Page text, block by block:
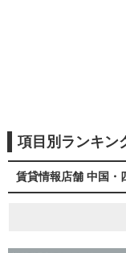
項目別ランキン
賃貸情報店舗 中国・